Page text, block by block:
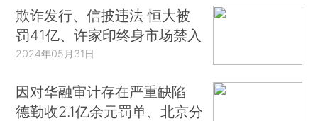
欺诈发行、信披违法 恒大被
罚41亿、许家印终身市场禁入
2024年05月31日
因对华融审计存在严重缺陷
德勤收2.1亿余元罚单、北京分